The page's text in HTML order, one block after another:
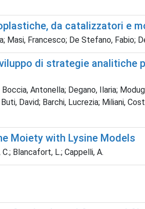
da catalizzatori e
Masi, Francesco; De Stefano, Fabio;
di strategie analitiche
Antonella; Degano, Ilaria;
David; Barchi, Lucrezia; Miliani,
Moiety with Lysine Models
Blancafort, L.; Cappelli, A.